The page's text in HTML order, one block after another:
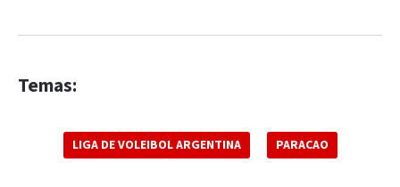
Temas:
LIGA DE VOLEIBOL ARGENTINA PARACAO